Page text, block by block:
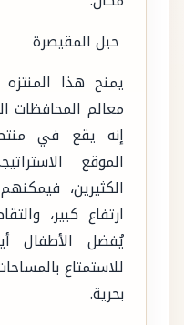
حبل المقيصرة
يمنح هذا
معالم المحافظات
إنه يقع في
الموقع
الكثيرين،
ارتفاع كبير،
يُفضل الأطفال
للاستمتاع
بحرية.